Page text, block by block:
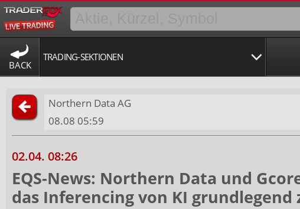
BACK
TRADING-SEKTIONEN
Northern Data AG
08.08 05:59
02.04. 08:26
EQS-News: Northern Data und
das Inferencing von KI